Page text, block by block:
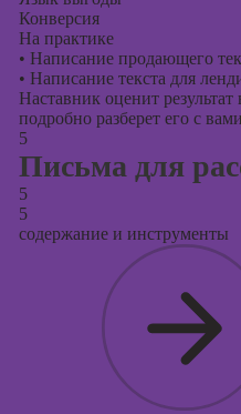
Конверсия
На практике
• Написание продающего
• Написание текста для
Наставник оценит
подробно разберет его с
5
Письма для
5
5
содержание и инструменты